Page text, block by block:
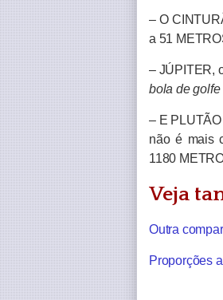
– O
a 51
– JÚPITER,
bola de golfe
– E
não é mais
1180
Veja
Outra
Proporções